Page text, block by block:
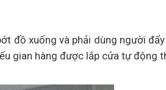
đồ xuống và phải dùng người
gian hàng được lắp cửa tự động